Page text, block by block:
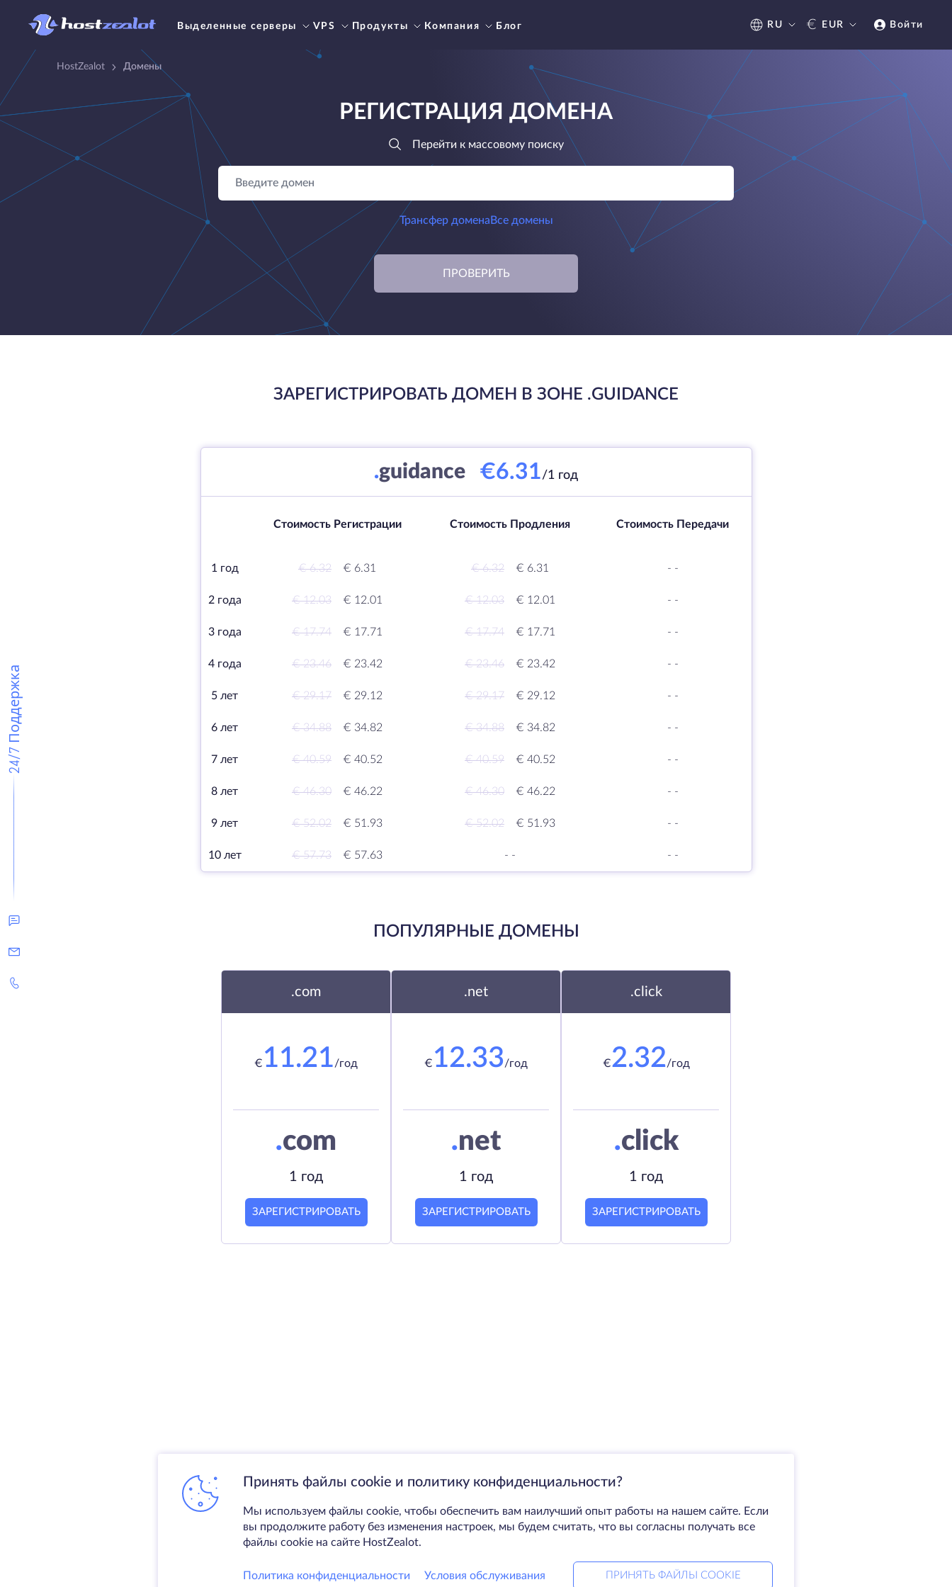
Выделенные серверы VPS Продукты Компания Блог RU € EUR Войти
24/7 Поддержка
HostZealot Домены
РЕГИСТРАЦИЯ ДОМЕНА
Перейти к массовому поиску
Трансфер домена Все домены
ПРОВЕРИТЬ
ЗАРЕГИСТРИРОВАТЬ ДОМЕН В ЗОНЕ .GUIDANCE
.guidance €6.31/1 год
Стоимость Регистрации Стоимость Продления Стоимость Передачи
1 год € 6.32 € 6.31 € 6.32 € 6.31 - -
2 года € 12.03 € 12.01 € 12.03 € 12.01 - -
3 года € 17.74 € 17.71 € 17.74 € 17.71 - -
4 года € 23.46 € 23.42 € 23.46 € 23.42 - -
5 лет € 29.17 € 29.12 € 29.17 € 29.12 - -
6 лет € 34.88 € 34.82 € 34.88 € 34.82 - -
7 лет € 40.59 € 40.52 € 40.59 € 40.52 - -
8 лет € 46.30 € 46.22 € 46.30 € 46.22 - -
9 лет € 52.02 € 51.93 € 52.02 € 51.93 - -
10 лет € 57.73 € 57.63 - - - -
ПОПУЛЯРНЫЕ ДОМЕНЫ
.com
€ 11.21/год
.com
1 год
ЗАРЕГИСТРИРОВАТЬ
.net
€ 12.33/год
.net
1 год
ЗАРЕГИСТРИРОВАТЬ
.click
€2.32/год
.click
1 год
ЗАРЕГИСТРИРОВАТЬ
Принять файлы cookie и политику конфиденциальности?
Мы используем файлы cookie, чтобы обеспечить вам наилучший опыт работы на нашем сайте. Если
вы продолжите работу без изменения настроек, мы будем считать, что вы согласны получать все
файлы cookie на сайте HostZealot.
Политика конфиденциальности Условия обслуживания ПРИНЯТЬ ФАЙЛЫ COOKIE